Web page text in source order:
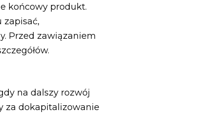
końcowy produkt.
zapisać,
Przed zawiązaniem
na dalszy rozwój
za dokapitalizowanie